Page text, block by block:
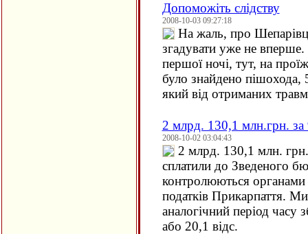
Допоможіть слідству
2008-10-03 09:27:18
На жаль, про
згадувати уже не
першої ночі, тут, на
було знайдено
який від отриманих
2 млрд. 130,1 млн.грн. за
2008-10-02 03:04:43
2 млрд. 130,1 млн. грн.
сплатили до Зведеного
контролюються
податків Прикарпаття.
аналогічний період
або 20,1 відс.